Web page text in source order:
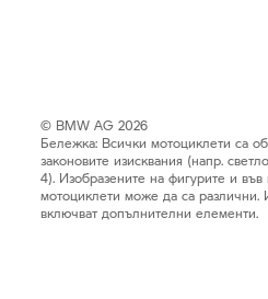
© BMW AG 2026
Бележка: Всички мотоциклети са
законовите изисквания (напр.
4). Изобразените на фигурите и във
мотоциклети може да са различни.
включват допълнителни елементи.